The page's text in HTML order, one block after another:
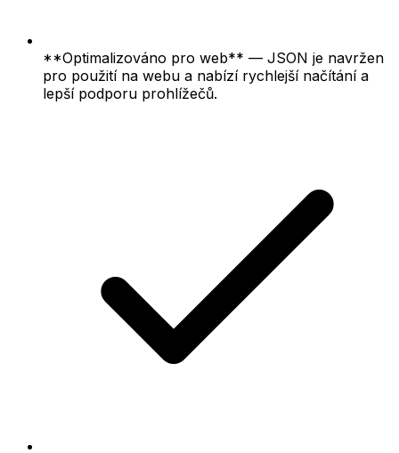
**Optimalizováno pro web** — JSON je navržen
pro použití na webu a nabízí rychlejší načítání a
lepší podporu prohlížečů.